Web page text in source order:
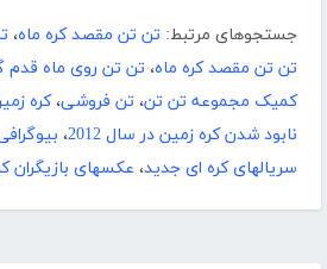
جستجوهای مرتبط: تن تن مقصد کره ماه،
تن تن مقصد کره ماه، تن تن روی ماه قدم
کمیک مجموعه تن تن، تن فروشی،کره
نابود شدن کره زمین در سال 2012
،
سریالهای کره ای جدید، عکسهای بازیگران